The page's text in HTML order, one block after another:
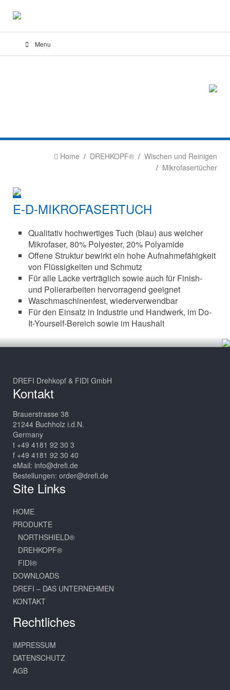
Menu
Home DREHKOPF®
Wischen und Reinigen
Mikrofasertücher
E-D-MIKROFASERTUCH
Qualitativ hochwertiges Tuch (blau) aus weicher
Mikrofaser, 80% Polyester, 20% Polyamide
Offene Struktur bewirkt ein hohe Aufnahmefähigkeit
von Flüssigkeiten und Schmutz
Für alle Lacke verträglich sowie auch für Finish-
und Polierarbeiten hervorragend geeignet
Waschmaschinenfest, wiederverwendbar
Für den Einsatz in Industrie und Handwerk, im Do-
It-Yourself-Bereich sowie im Haushalt
DREFI Drehkopf & FIDI GmbH
Kontakt
Brauerstrasse 38
21244 Buchholz i.d.N.
Germany
t +49 4181 92 30 3
f +49 4181 92 30 40
eMail: info@drefi.de
Bestellungen: order@drefi.de
Site Links
HOME
PRODUKTE
NORTHSHIELD®
DREHKOPF®
FIDI®
DOWNLOADS
DREFI – DAS UNTERNEHMEN
KONTAKT
Rechtliches
IMPRESSUM
DATENSCHUTZ
AGB